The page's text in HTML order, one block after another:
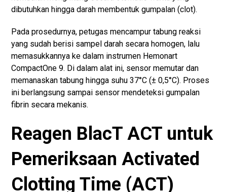
dibutuhkan hingga darah membentuk gumpalan (clot).
Pada prosedurnya, petugas mencampur tabung reaksi
yang sudah berisi sampel darah secara homogen, lalu
memasukkannya ke dalam instrumen Hemonart
CompactOne 9. Di dalam alat ini, sensor memutar dan
memanaskan tabung hingga suhu 37°C (± 0,5°C). Proses
ini berlangsung sampai sensor mendeteksi gumpalan
fibrin secara mekanis.
Reagen BlacT ACT untuk
Pemeriksaan Activated
Clotting Time (ACT)